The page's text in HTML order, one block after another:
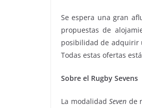
Se espera una gran
propuestas de
posibilidad de adquirir
Todas estas ofertas
Sobre el Rugby Sevens
La modalidadSeven de